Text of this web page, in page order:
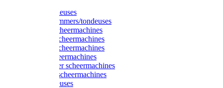
Moser tondeuses
Overige trimmers/tondeuses
Heiniger scheermachines
Hauptner scheermachines
Aesculap scheermachines
Liscop scheermachines
FarmClipper scheermachines
Constanta scheermachines
Wahl tondeuses